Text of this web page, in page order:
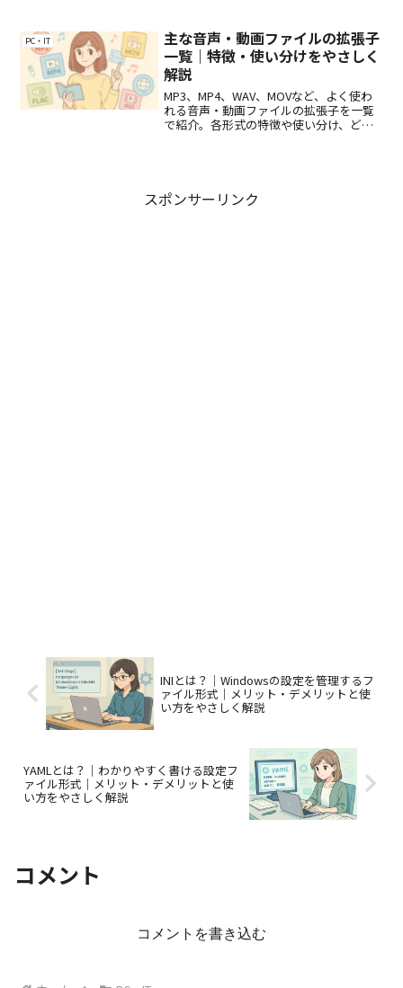
PC・IT
主な音声・動画ファイルの拡張子
一覧｜特徴・使い分けをやさしく
解説
MP3、MP4、WAV、MOVなど、よく使わ
れる音声・動画ファイルの拡張子を一覧
で紹介。各形式の特徴や使い分け、どん
スポンサーリンク
INIとは？｜Windowsの設定を管理するフ
ァイル形式｜メリット・デメリットと使
い方をやさしく解説
YAMLとは？｜わかりやすく書ける設定フ
ァイル形式｜メリット・デメリットと使
い方をやさしく解説
コメント
コメントを書き込む